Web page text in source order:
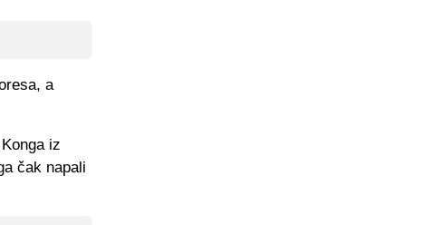
a
iz
čak napali